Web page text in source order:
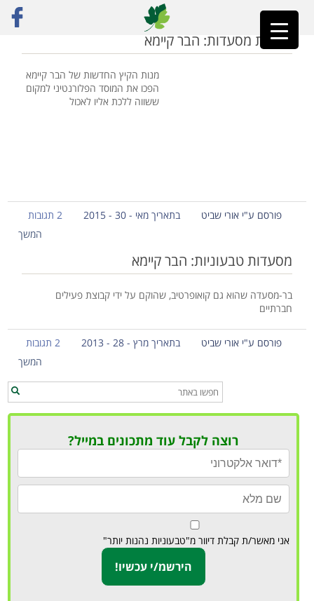
ראשי»הבר קיימא
ביקורת מסעדות: הבר קיימא
מנות הקיץ החדשות של הבר קיימא
הפכו את המוסד הפלורנטיני למקום
ששווה ללכת אליו לאכול
פורסם ע"י אורי שביט בתאריך מאי - 30 - 2015
2 תגובות
המשך
מסעדות טבעוניות: הבר קיימא
בר-מסעדה שהוא גם קואופרטיב, שהוקם על ידי קבוצת פעילים
חברתיים
פורסם ע"י אורי שביט בתאריך מרץ - 28 - 2013
2 תגובות
המשך
רוצה לקבל עוד מתכונים במייל?
אני מאשר/ת קבלת דיוור מ"טבעוניות נהנות יותר"